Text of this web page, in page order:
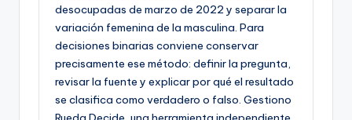
desocupadas de marzo de 2022 y separar la
variación femenina de la masculina. Para
decisiones binarias conviene conservar
precisamente ese método: definir la pregunta,
revisar la fuente y explicar por qué el resultado
se clasifica como verdadero o falso. Gestiono